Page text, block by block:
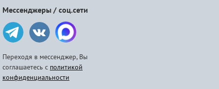
Мессенджеры / соц.сети
Переходя в мессенджер, Вы
соглашаетесь с политикой
конфиденциальности